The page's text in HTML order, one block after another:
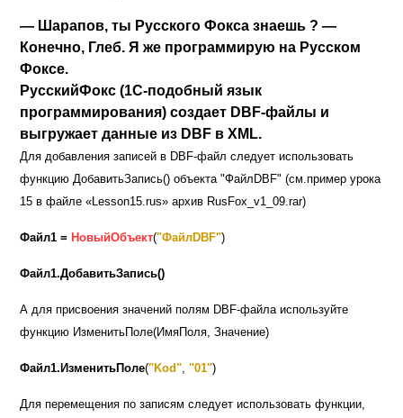
— Шарапов, ты Русского Фокса знаешь ? —
Конечно, Глеб. Я же программирую на Русском
Фоксе.
РусскийФокс (1C-подобный язык
программирования) создает DBF-файлы и
выгружает данные из DBF в XML.
Для добавления записей в DBF-файл следует использовать
функцию ДобавитьЗапись() объекта "ФайлDBF" (см.пример урока
15 в файле«Lesson15.rus» архив RusFox_v1_09.rar)
Файл1 = НовыйОбъект("ФайлDBF")
Файл1.ДобавитьЗапись()
А для присвоения значений полям DBF-файла используйте
функцию ИзменитьПоле(ИмяПоля, Значение)
Файл1.ИзменитьПоле("Kod","01")
Для перемещения по записям следует использовать функции,